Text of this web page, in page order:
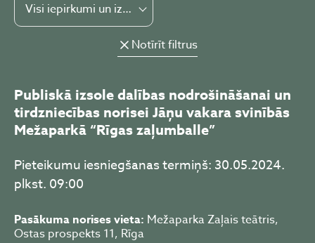
Visi iepirkumi un izsoles
Notīrīt filtrus
Publiskā izsole dalības nodrošināšanai un
tirdzniecības norisei Jāņu vakara svinībās
Mežaparkā “Rīgas zaļumballe”
Pieteikumu iesniegšanas termiņš: 30.05.2024.
plkst. 09:00
Pasākuma norises vieta: Mežaparka Zaļais teātris,
Ostas prospekts 11, Rīga